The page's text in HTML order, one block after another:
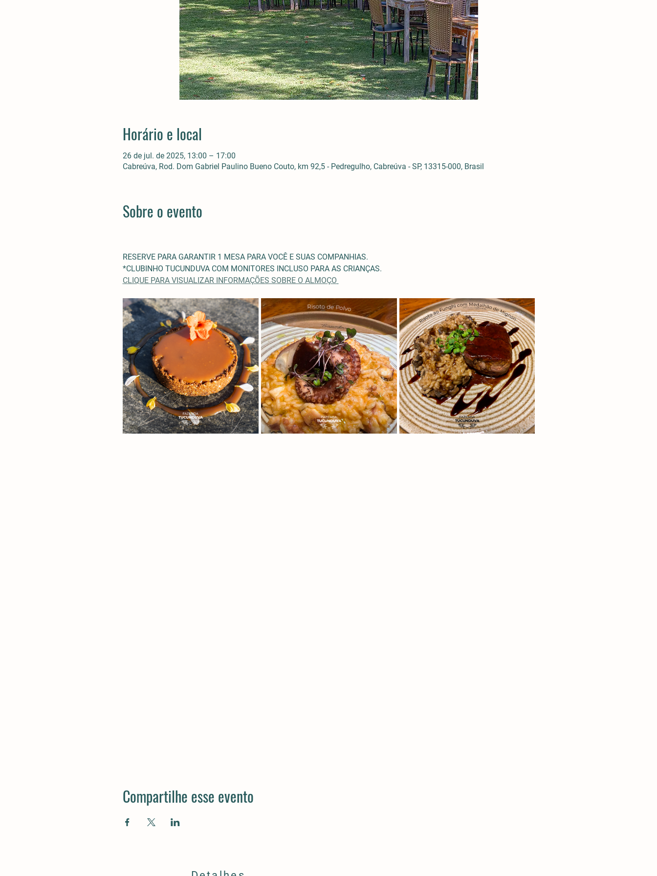
Horário e local
26 de jul. de 2025, 13:00 – 17:00
Cabreúva, Rod. Dom Gabriel Paulino Bueno Couto, km 92,5 - Pedregulho, Cabreúva - SP, 13315-000, Brasil
Sobre o evento
RESERVE PARA GARANTIR 1 MESA PARA VOCÊ E SUAS COMPANHIAS.
*CLUBINHO TUCUNDUVA COM MONITORES INCLUSO PARA AS CRIANÇAS.
CLIQUE PARA VISUALIZAR INFORMAÇÕES SOBRE O ALMOÇO
Compartilhe esse evento